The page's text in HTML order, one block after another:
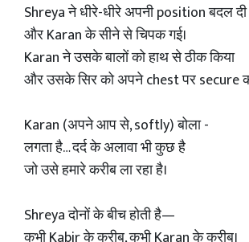
Shreya ने धीरे-धीरे अपनी position बदल दी
और Karan के सीने से चिपक गई।
Karan ने उसके बालों को हाथ से ठीक किया
और उसके सिर को अपने chest पर secure
Karan (अपने आप से, softly) बोला -
लगता है… दर्द के अलावा भी कुछ है
जो उसे हमारे करीब ला रहा है।
Shreya दोनों के बीच होती है—